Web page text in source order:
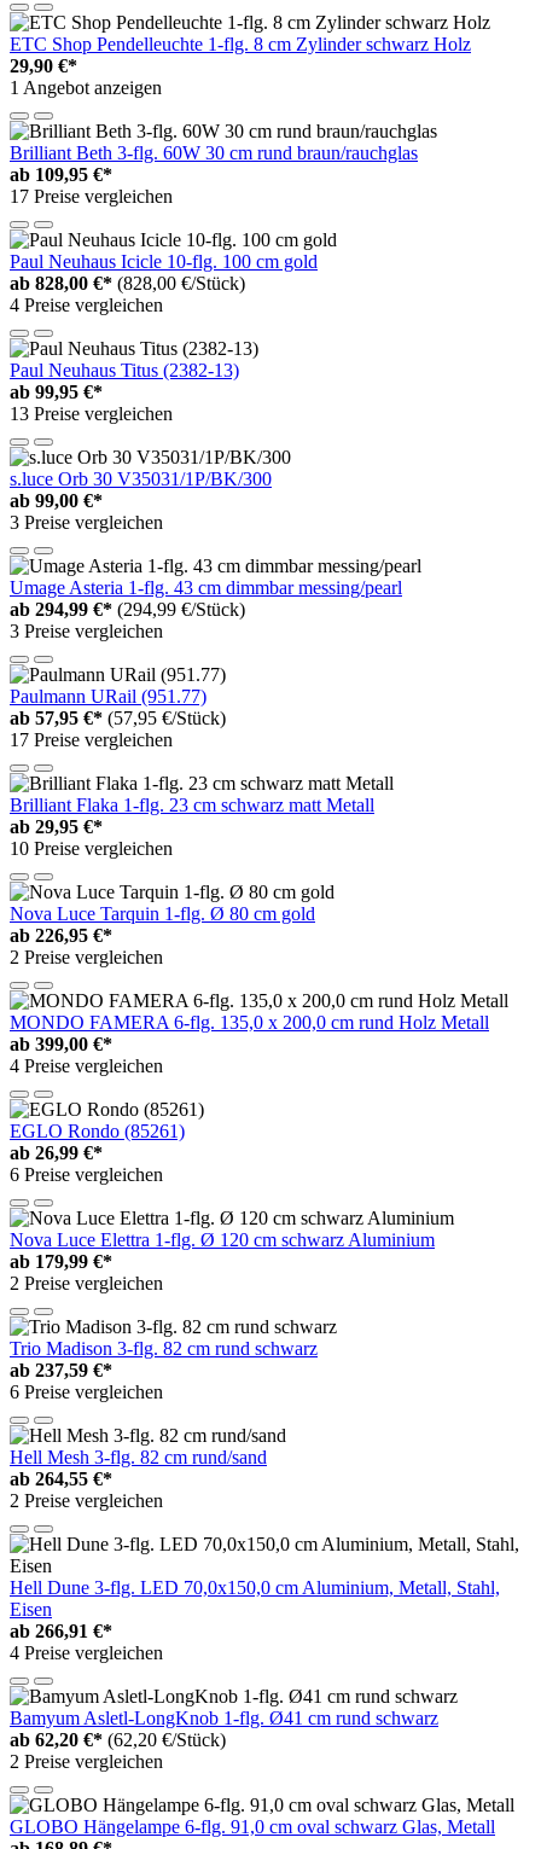
ETC Shop Pendelleuchte 1-flg. 8 cm Zylinder schwarz Holz
29,90 €*
1 Angebot anzeigen
Brilliant Beth 3-flg. 60W 30 cm rund braun/rauchglas
ab 109,95 €*
17 Preise vergleichen
Paul Neuhaus Icicle 10-flg. 100 cm gold
ab 828,00 €* (828,00 €/Stück)
4 Preise vergleichen
Paul Neuhaus Titus (2382-13)
ab 99,95 €*
13 Preise vergleichen
s.luce Orb 30 V35031/1P/BK/300
ab 99,00 €*
3 Preise vergleichen
Umage Asteria 1-flg. 43 cm dimmbar messing/pearl
ab 294,99 €* (294,99 €/Stück)
3 Preise vergleichen
Paulmann URail (951.77)
ab 57,95 €* (57,95 €/Stück)
17 Preise vergleichen
Brilliant Flaka 1-flg. 23 cm schwarz matt Metall
ab 29,95 €*
10 Preise vergleichen
Nova Luce Tarquin 1-flg. Ø 80 cm gold
ab 226,95 €*
2 Preise vergleichen
MONDO FAMERA 6-flg. 135,0 x 200,0 cm rund Holz Metall
ab 399,00 €*
4 Preise vergleichen
EGLO Rondo (85261)
ab 26,99 €*
6 Preise vergleichen
Nova Luce Elettra 1-flg. Ø 120 cm schwarz Aluminium
ab 179,99 €*
2 Preise vergleichen
Trio Madison 3-flg. 82 cm rund schwarz
ab 237,59 €*
6 Preise vergleichen
Hell Mesh 3-flg. 82 cm rund/sand
ab 264,55 €*
2 Preise vergleichen
Hell Dune 3-flg. LED 70,0x150,0 cm Aluminium, Metall, Stahl,
Eisen
ab 266,91 €*
4 Preise vergleichen
Bamyum Asletl-LongKnob 1-flg. Ø41 cm rund schwarz
ab 62,20 €* (62,20 €/Stück)
2 Preise vergleichen
GLOBO Hängelampe 6-flg. 91,0 cm oval schwarz Glas, Metall